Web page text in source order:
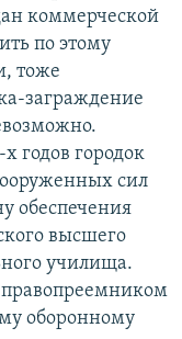
коммерческой
по этому
тоже
заграждение
годов городок
сил
обеспечения
высшего
училища.
оборонному